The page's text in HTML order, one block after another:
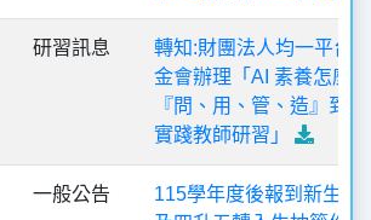
研習訊息
轉知:財團法人均一平台
金會辦理「AI 素養怎麼
『問、用、管、造』到
實踐教師研習」
一般公告
115學年度後報到新生暨